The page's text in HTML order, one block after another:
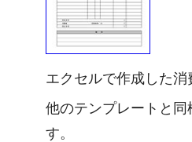
エクセルで作成した消
他のテンプレートと
す。